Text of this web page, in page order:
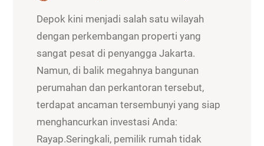
Depok kini menjadi salah satu wilayah
dengan perkembangan properti yang
sangat pesat di penyangga Jakarta.
Namun, di balik megahnya bangunan
perumahan dan perkantoran tersebut,
terdapat ancaman tersembunyi yang siap
menghancurkan investasi Anda:
Rayap.Seringkali, pemilik rumah tidak